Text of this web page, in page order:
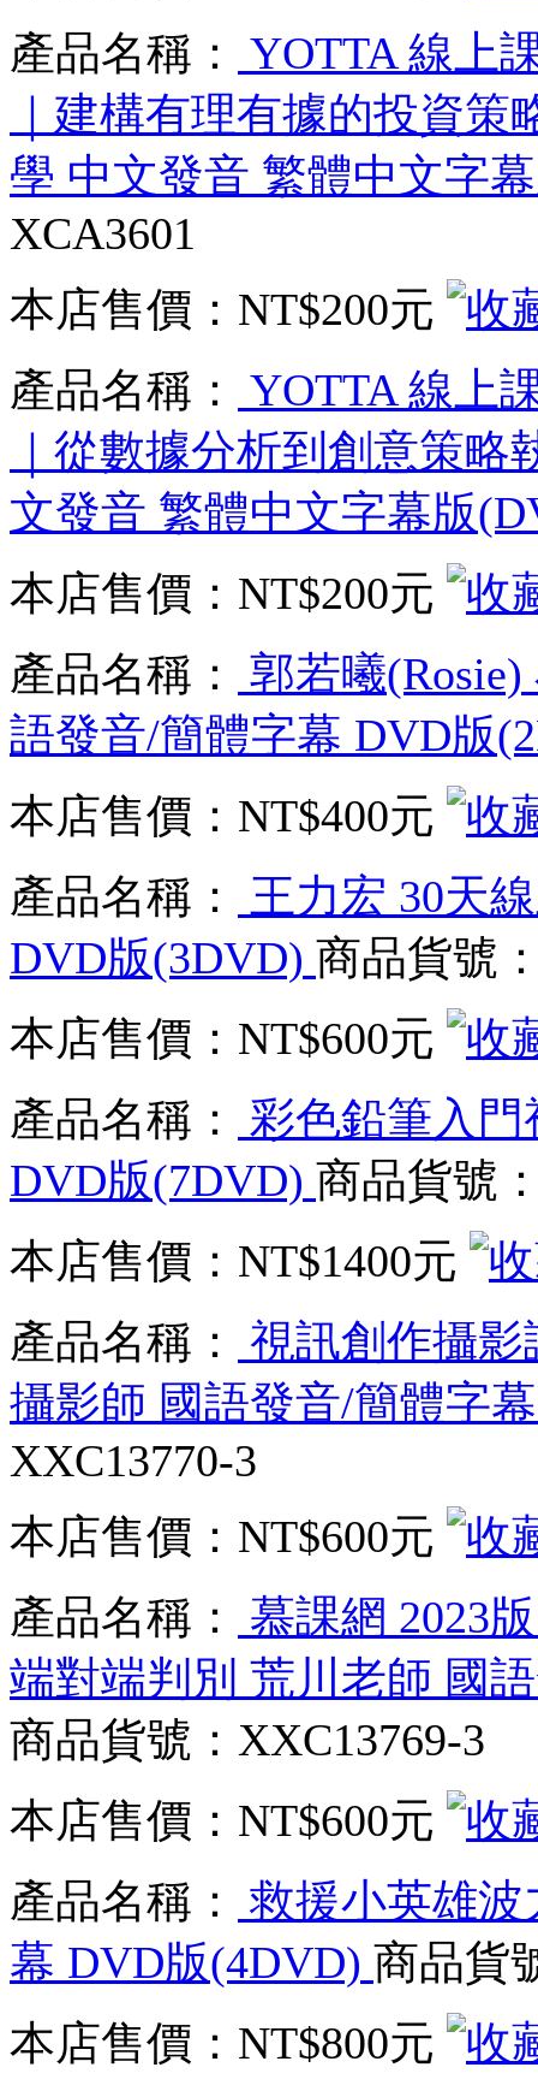
產品名稱：
YOTTA 線上
｜建構有理有據的投資
學 中文發音 繁體中文字
XCA3601
本店售價： NT$200元
產品名稱：
YOTTA 線上
｜從數據分析到創意策
文發音 繁體中文字幕版
本店售價： NT$200元
產品名稱：
郭若曦
語發音/簡體字幕 DVD版
本店售價： NT$400元
產品名稱：
王力宏 30天
DVD版(3DVD) 商品貨號
本店售價： NT$600元
產品名稱：
彩色鉛筆入
DVD版(7DVD) 商品貨號
本店售價： NT$1400元
產品名稱：
視訊創作攝
攝影師 國語發音/簡體字
XXC13770-3
本店售價： NT$600元
產品名稱：
慕課網 2023
端對端判別 荒川老師 國
商品貨號：XXC13769-3
本店售價： NT$600元
產品名稱：
救援小英雄
幕 DVD版(4DVD) 商品貨
本店售價： NT$800元